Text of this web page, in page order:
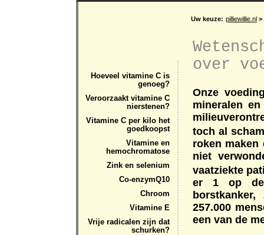
over
Onze
mineralen
toch al
roken maken
niet
vaatziekte
er 1 op de
257.000
een van de
Uw keuze: pilliewillie.nl >
Hoeveel vitamine C is
genoeg?
Veroorzaakt vitamine C
nierstenen?
Vitamine C per kilo het
goedkoopst
Vitamine en
hemochromatose
Zink en selenium
Co-enzymQ10
Chroom
Vitamine E
Vrije radicalen zijn dat
schurken?